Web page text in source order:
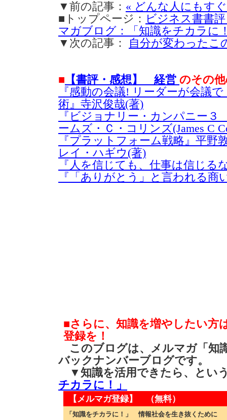
▼前の記事： « どんな人にもす
■トップページ： ビジネス書書
マガブログ：「知識をチカラに
▼次の記事：
自分が変わったこ
■ 【書評・感想】 経営 のその
『感動の会議! リーダーが会議
術』寺沢俊哉(著)
『ビジョナリー・カンパニー
ームズ・Ｃ・コリンズ(James C
『プラットフォーム戦略』平野
レイ・ハギウ(著)
『人を信じても、仕事は信じる
『「ありがとう」と言われる商
■さらに、知識を増やしたい方
登録を！
このブログは、メルマガ「知
バックナンバーブログです。
▼知識を活用できたら、と
チカラに！」
【メルマガ登録】 （無料）
「知識をチカラに！」 情報社会を生き抜くために